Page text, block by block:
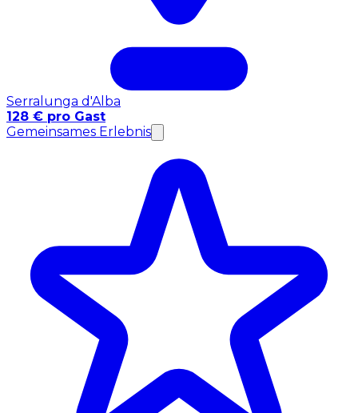
Serralunga d'Alba
128 € pro Gast
Gemeinsames Erlebnis